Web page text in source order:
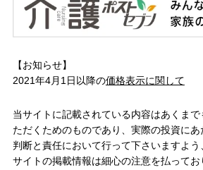
【お知らせ】
2021年4月1日以降の価格表示に関して
当サイトに記載されている内容はあくま
ただくためのものであり、実際の投資に
判断と責任において行って下さいますよ
サイトの掲載情報は細心の注意を払って